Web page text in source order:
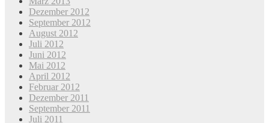
Dezember 2012
September 2012
August 2012
Juli 2012
Juni 2012
Mai 2012
April 2012
Februar 2012
Dezember 2011
September 2011
Juli 2011